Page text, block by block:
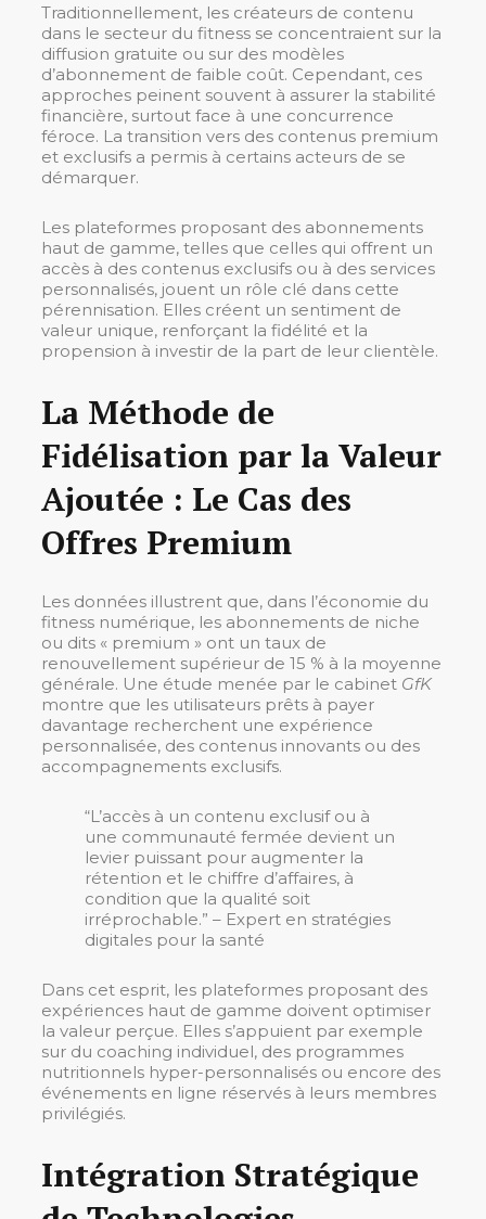
Traditionnellement, les créateurs de contenu
dans le secteur du fitness se concentraient sur la
diffusion gratuite ou sur des modèles
d’abonnement de faible coût. Cependant, ces
approches peinent souvent à assurer la stabilité
financière, surtout face à une concurrence
féroce. La transition vers des contenus premium
et exclusifs a permis à certains acteurs de se
démarquer.
Les plateformes proposant des abonnements
haut de gamme, telles que celles qui offrent un
accès à des contenus exclusifs ou à des services
personnalisés, jouent un rôle clé dans cette
pérennisation. Elles créent un sentiment de
valeur unique, renforçant la fidélité et la
propension à investir de la part de leur clientèle.
La Méthode de
Fidélisation par la Valeur
Ajoutée : Le Cas des
Offres Premium
Les données illustrent que, dans l’économie du
fitness numérique, les abonnements de niche
ou dits « premium » ont un taux de
renouvellement supérieur de 15 % à la moyenne
générale. Une étude menée par le cabinet GfK
montre que les utilisateurs prêts à payer
davantage recherchent une expérience
personnalisée, des contenus innovants ou des
accompagnements exclusifs.
“L’accès à un contenu exclusif ou à
une communauté fermée devient un
levier puissant pour augmenter la
rétention et le chiffre d’affaires, à
condition que la qualité soit
irréprochable.” – Expert en stratégies
digitales pour la santé
Dans cet esprit, les plateformes proposant des
expériences haut de gamme doivent optimiser
la valeur perçue. Elles s’appuient par exemple
sur du coaching individuel, des programmes
nutritionnels hyper-personnalisés ou encore des
événements en ligne réservés à leurs membres
privilégiés.
Intégration Stratégique